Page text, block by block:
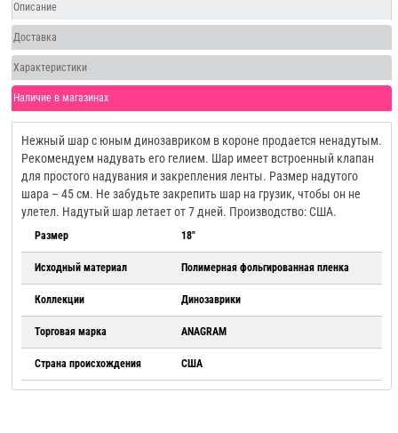
Описание
Доставка
Характеристики
Наличие в магазинах
Нежный шар с юным динозавриком в короне продается ненадутым.
Рекомендуем надувать его гелием. Шар имеет встроенный клапан
для простого надувания и закрепления ленты. Размер надутого
шара – 45 см. Не забудьте закрепить шар на грузик, чтобы он не
улетел. Надутый шар летает от 7 дней. Производство: США.
Размер 18"
Исходный материал Полимерная фольгированная пленка
Коллекции Динозаврики
Торговая марка ANAGRAM
Страна происхождения США